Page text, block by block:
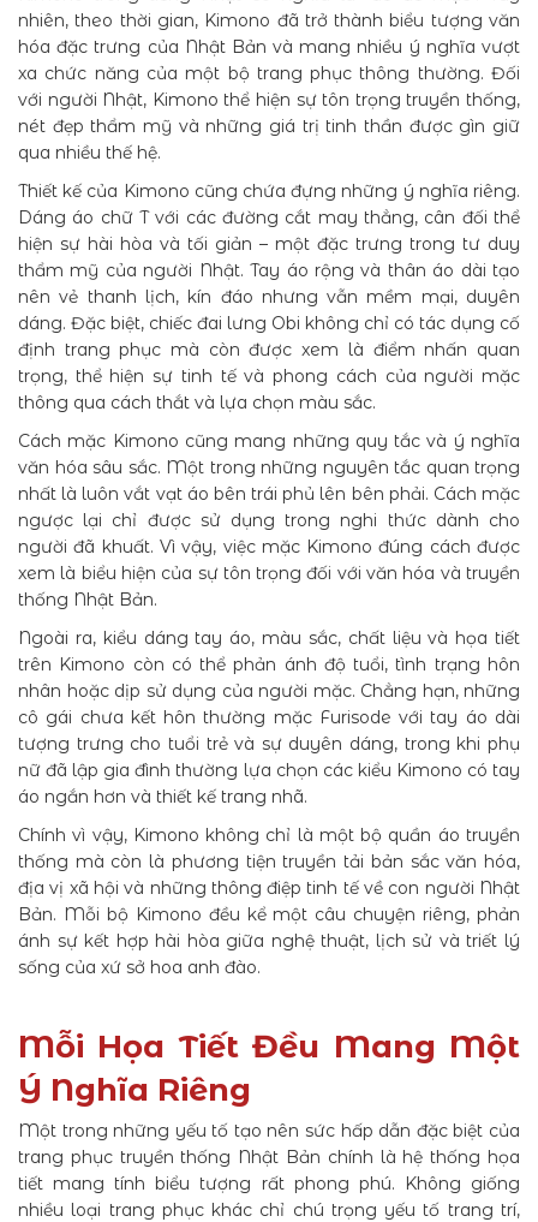
nhiên, theo thời gian, Kimono đã trở thành biểu tượng văn
hóa đặc trưng của Nhật Bản và mang nhiều ý nghĩa vượt
xa chức năng của một bộ trang phục thông thường. Đối
với người Nhật, Kimono thể hiện sự tôn trọng truyền thống,
nét đẹp thẩm mỹ và những giá trị tinh thần được gìn giữ
qua nhiều thế hệ.
Thiết kế của Kimono cũng chứa đựng những ý nghĩa riêng.
Dáng áo chữ T với các đường cắt may thẳng, cân đối thể
hiện sự hài hòa và tối giản – một đặc trưng trong tư duy
thẩm mỹ của người Nhật. Tay áo rộng và thân áo dài tạo
nên vẻ thanh lịch, kín đáo nhưng vẫn mềm mại, duyên
dáng. Đặc biệt, chiếc đai lưng Obi không chỉ có tác dụng cố
định trang phục mà còn được xem là điểm nhấn quan
trọng, thể hiện sự tinh tế và phong cách của người mặc
thông qua cách thắt và lựa chọn màu sắc.
Cách mặc Kimono cũng mang những quy tắc và ý nghĩa
văn hóa sâu sắc. Một trong những nguyên tắc quan trọng
nhất là luôn vắt vạt áo bên trái phủ lên bên phải. Cách mặc
ngược lại chỉ được sử dụng trong nghi thức dành cho
người đã khuất. Vì vậy, việc mặc Kimono đúng cách được
xem là biểu hiện của sự tôn trọng đối với văn hóa và truyền
thống Nhật Bản.
Ngoài ra, kiểu dáng tay áo, màu sắc, chất liệu và họa tiết
trên Kimono còn có thể phản ánh độ tuổi, tình trạng hôn
nhân hoặc dịp sử dụng của người mặc. Chẳng hạn, những
cô gái chưa kết hôn thường mặc Furisode với tay áo dài
tượng trưng cho tuổi trẻ và sự duyên dáng, trong khi phụ
nữ đã lập gia đình thường lựa chọn các kiểu Kimono có tay
áo ngắn hơn và thiết kế trang nhã.
Chính vì vậy, Kimono không chỉ là một bộ quần áo truyền
thống mà còn là phương tiện truyền tải bản sắc văn hóa,
địa vị xã hội và những thông điệp tinh tế về con người Nhật
Bản. Mỗi bộ Kimono đều kể một câu chuyện riêng, phản
ánh sự kết hợp hài hòa giữa nghệ thuật, lịch sử và triết lý
sống của xứ sở hoa anh đào.
Mỗi Họa Tiết Đều Mang Một
Ý Nghĩa Riêng
Một trong những yếu tố tạo nên sức hấp dẫn đặc biệt của
trang phục truyền thống Nhật Bản chính là hệ thống họa
tiết mang tính biểu tượng rất phong phú. Không giống
nhiều loại trang phục khác chỉ chú trọng yếu tố trang trí,